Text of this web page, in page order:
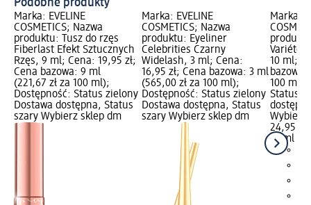
Podobne produkty
Marka: EVELINE
COSMETICS; Nazwa
produktu: Tusz do rzęs
Fiberlast Efekt Sztucznych
Rzęs, 9 ml; Cena: 19,95 zł;
Cena bazowa: 9 ml
(221,67 zł za 100 ml);
Dostępność: Status zielony
Dostawa dostępna, Status
szary Wybierz sklep dm
Marka: EVELINE
COSMETICS; Nazwa
produktu: Eyeliner
Celebrities Czarny
Widelash, 3 ml; Cena:
16,95 zł; Cena bazowa: 3 ml
(565,00 zł za 100 ml);
Dostępność: Status zielony
Dostawa dostępna, Status
szary Wybierz sklep dm
Marka:
Variété
10 ml;
bazowa:
100 ml);
Status
Wybierz
24,95 zł
10 ml